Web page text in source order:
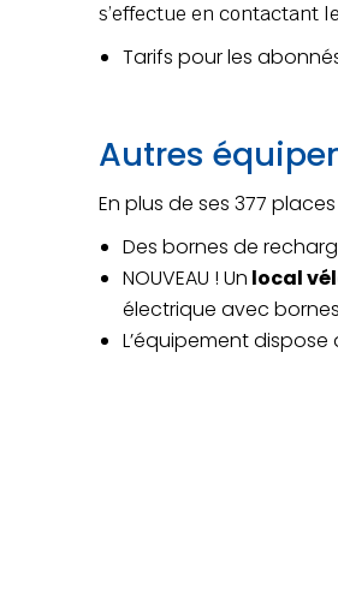
s’effectue en contactant
Tarifs pour les
Autres
En plus de ses 377
Des bornes de
NOUVEAU ! Un local
électrique avec
L’équipement